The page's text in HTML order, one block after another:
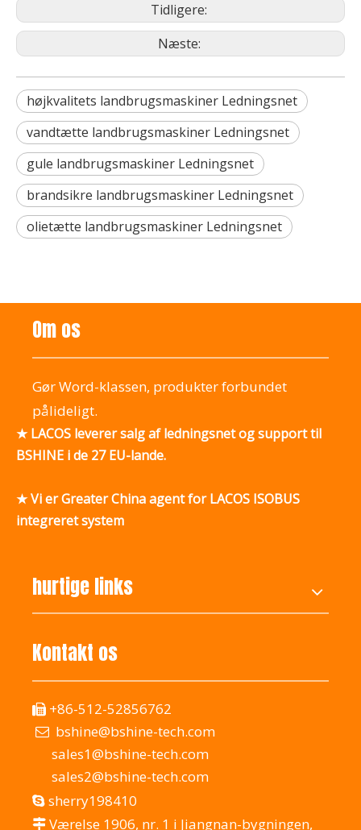
Tidligere:
Næste:
højkvalitets landbrugsmaskiner Ledningsnet
vandtætte landbrugsmaskiner Ledningsnet
gule landbrugsmaskiner Ledningsnet
brandsikre landbrugsmaskiner Ledningsnet
olietætte landbrugsmaskiner Ledningsnet
Om os
Gør Word-klassen, produkter forbundet
pålideligt.
★ LACOS leverer salg af ledningsnet og support til
BSHINE i de 27 EU-lande.
★ Vi er Greater China agent for LACOS ISOBUS
integreret system
hurtige links
Kontakt os
 +86-512-52856762
 bshine@bshine-tech.com
sales1@bshine-tech.com
sales2@bshine-tech.com
 sherry198410
 Værelse 1906, nr. 1 i Jiangnan-bygningen,